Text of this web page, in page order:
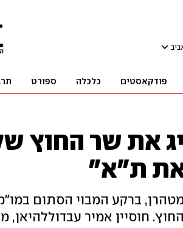
פודקאסטים כלכלה ספורט
את שר החוץ
את ת"א"
ברקע המבוי הסתום
חוסיין אמיר עבדוללהיאן,